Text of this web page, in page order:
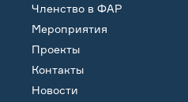
Членство в ФАР
Мероприятия
Проекты
Контакты
Новости